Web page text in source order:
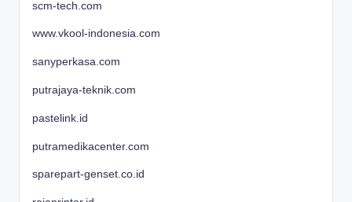
scm-tech.com
www.vkool-indonesia.com
sanyperkasa.com
putrajaya-teknik.com
pastelink.id
putramedikacenter.com
sparepart-genset.co.id